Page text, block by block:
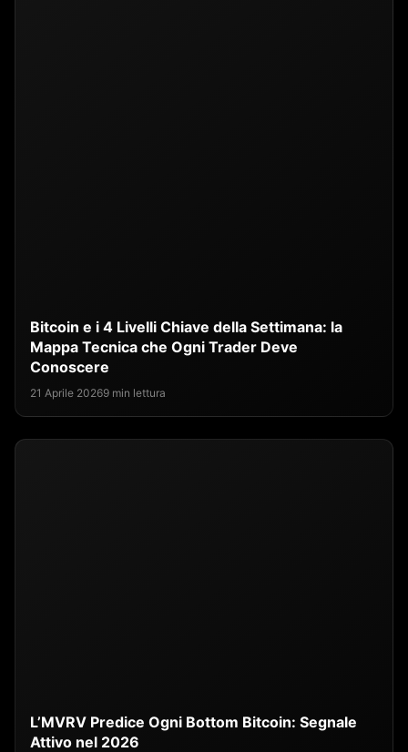
Bitcoin e i 4 Livelli Chiave della Settimana: la
Mappa Tecnica che Ogni Trader Deve
Conoscere
21 Aprile 20269 min lettura
L’MVRV Predice Ogni Bottom Bitcoin: Segnale
Attivo nel 2026